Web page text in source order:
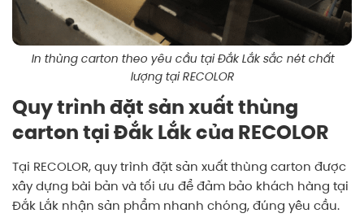
In thùng carton theo yêu cầu tại Đắk Lắk sắc nét chất
lượng tại RECOLOR
Quy trình đặt sản xuất thùng
carton tại Đắk Lắk của RECOLOR
Tại RECOLOR, quy trình đặt sản xuất thùng carton được
xây dựng bài bản và tối ưu để đảm bảo khách hàng tại
Đắk Lắk nhận sản phẩm nhanh chóng, đúng yêu cầu.